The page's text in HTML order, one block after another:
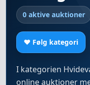
0 aktive auktioner
♥ Følg kategori
I kategorien
online auktioner